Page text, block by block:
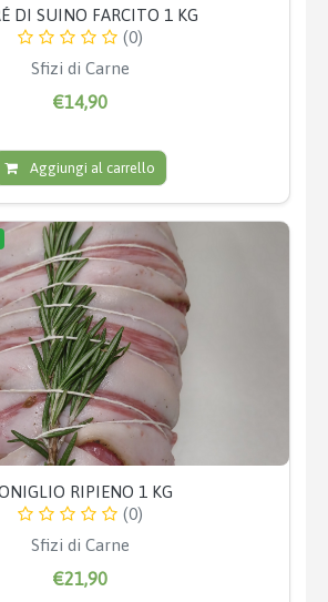
DI SUINO FARCITO 1 KG
(0)
Sfizi di Carne
€14,90
Aggiungi al carrello
RIPIENO 1 KG
(0)
Sfizi di Carne
€21,90